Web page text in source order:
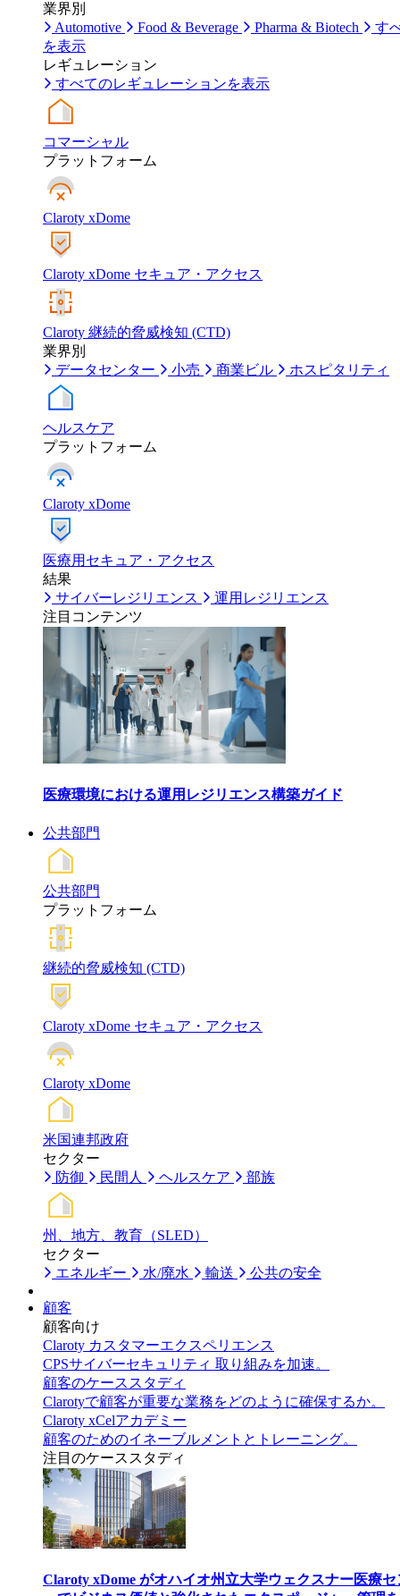
業界別
Automotive
Food & Beverage Pharma & Biotech
す
を表示
レギュレーション
すべてのレギュレーションを表示
コマーシャル
プラットフォーム
Claroty xDome
Claroty xDome セキュア・アクセス
Claroty 継続的脅威検知 (CTD)
業界別
データセンター
小売 商業ビル ホスピタリティ
ヘルスケア
プラットフォーム
Claroty xDome
医療用セキュア・アクセス
結果
サイバーレジリエンス
運用レジリエンス
注目コンテンツ
医療環境における運用レジリエンス構築ガイド
公共部門
公共部門
プラットフォーム
継続的脅威検知 (CTD)
Claroty xDome セキュア・アクセス
Claroty xDome
米国連邦政府
セクター
防御
民間人 ヘルスケア 部族
州、地方、教育（SLED）
セクター
エネルギー
水/廃水 輸送 公共の安全
顧客
顧客向け
Claroty カスタマーエクスペリエンス
CPSサイバーセキュリティ 取り組みを加速。
顧客のケーススタディ
Clarotyで顧客が重要な業務をどのように確保するか。
Claroty xCelアカデミー
顧客のためのイネーブルメントとトレーニング。
注目のケーススタディ
Claroty xDome がオハイオ州立大学ウェクスナー医療セ